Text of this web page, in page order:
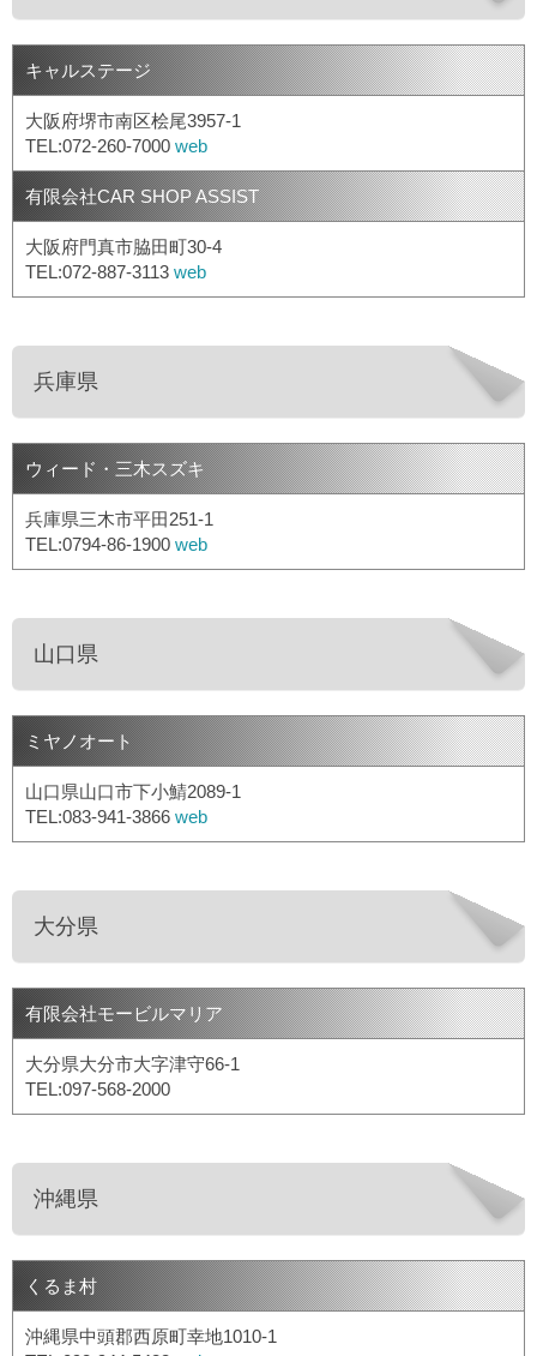
キャルステージ
大阪府堺市南区桧尾3957-1
TEL:072-260-7000 web
有限会社CAR SHOP ASSIST
大阪府門真市脇田町30-4
TEL:072-887-3113 web
兵庫県
ウィード・三木スズキ
兵庫県三木市平田251-1
TEL:0794-86-1900 web
山口県
ミヤノオート
山口県山口市下小鯖2089-1
TEL:083-941-3866 web
大分県
有限会社モービルマリア
大分県大分市大字津守66-1
TEL:097-568-2000
沖縄県
くるま村
沖縄県中頭郡西原町幸地1010-1